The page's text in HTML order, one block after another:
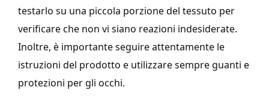
testarlo su una piccola porzione del tessuto per
verificare che non vi siano reazioni indesiderate.
Inoltre, è importante seguire attentamente le
istruzioni del prodotto e utilizzare sempre guanti e
protezioni per gli occhi.